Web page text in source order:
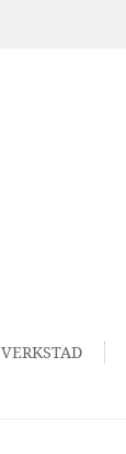
VERKSTAD